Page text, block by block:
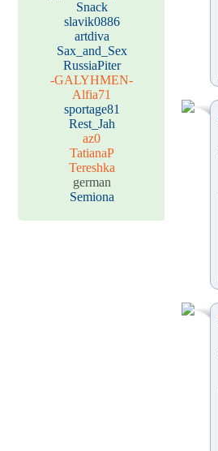
Snack
slavik0886
artdiva
Sax_and_Sex
RussiaPiter
-GALYHMEN-
Alfia71
sportage81
Rest_Jah
az0
TatianaP
Tereshka
german
Semiona